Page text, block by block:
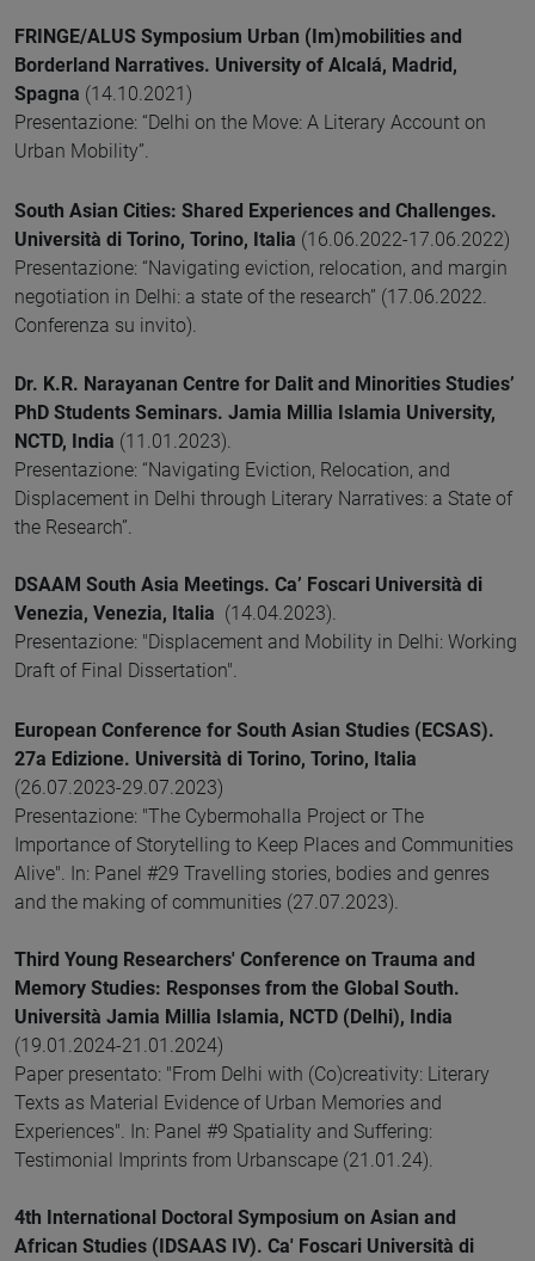
FRINGE/ALUS Symposium Urban (Im)mobilities and
Borderland Narratives. University of Alcalá, Madrid,
Spagna (14.10.2021)
Presentazione: “Delhi on the Move: A Literary Account on
Urban Mobility”.
South Asian Cities: Shared Experiences and Challenges.
Università di Torino, Torino, Italia (16.06.2022-17.06.2022)
Presentazione: “Navigating eviction, relocation, and margin
negotiation in Delhi: a state of the research” (17.06.2022.
Conferenza su invito).
Dr. K.R. Narayanan Centre for Dalit and Minorities Studies’
PhD Students Seminars. Jamia Millia Islamia University,
NCTD, India (11.01.2023).
Presentazione: “Navigating Eviction, Relocation, and
Displacement in Delhi through Literary Narratives: a State of
the Research”.
DSAAM South Asia Meetings. Ca’ Foscari Università di
Venezia, Venezia, Italia (14.04.2023).
Presentazione: "Displacement and Mobility in Delhi: Working
Draft of Final Dissertation".
European Conference for South Asian Studies (ECSAS).
27a Edizione. Università di Torino, Torino, Italia
(26.07.2023-29.07.2023)
Presentazione: "The Cybermohalla Project or The
Importance of Storytelling to Keep Places and Communities
Alive". In: Panel #29 Travelling stories, bodies and genres
and the making of communities (27.07.2023).
Third Young Researchers' Conference on Trauma and
Memory Studies: Responses from the Global South.
Università Jamia Millia Islamia, NCTD (Delhi), India
(19.01.2024-21.01.2024)
Paper presentato: "From Delhi with (Co)creativity: Literary
Texts as Material Evidence of Urban Memories and
Experiences". In: Panel #9 Spatiality and Suffering:
Testimonial Imprints from Urbanscape (21.01.24).
4th International Doctoral Symposium on Asian and
African Studies (IDSAAS IV). Ca' Foscari Università di